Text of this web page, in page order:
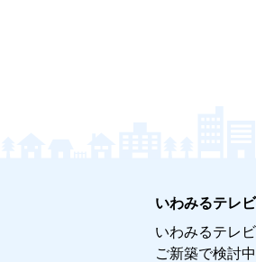
いわみるテレビ
いわみるテレビ
ご新築で検討